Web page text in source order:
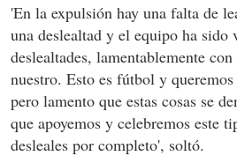
'En la expulsión hay una falta de
una deslealtad y el equipo ha sido
deslealtades, lamentablemente
nuestro. Esto es fútbol y
pero lamento que estas cosas se
que apoyemos y celebremos este
desleales por completo', soltó.